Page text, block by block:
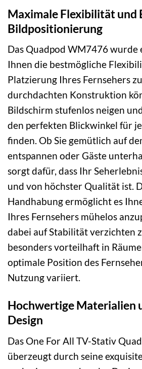
Maximale Flexibilität und
Bildpositionierung
Das Quadpod WM7476 wurde
Ihnen die bestmögliche
Platzierung Ihres Fernsehers
durchdachten Konstruktion
Bildschirm stufenlos neigen
den perfekten Blickwinkel für
finden. Ob Sie gemütlich auf
entspannen oder Gäste
sorgt dafür, dass Ihr
und von höchster Qualität ist.
Handhabung ermöglicht es
Ihres Fernsehers mühelos
dabei auf Stabilität verzichten
besonders vorteilhaft in
optimale Position des
Nutzung variiert.
Hochwertige Materialien
Design
Das One For All TV-Stativ
überzeugt durch seine